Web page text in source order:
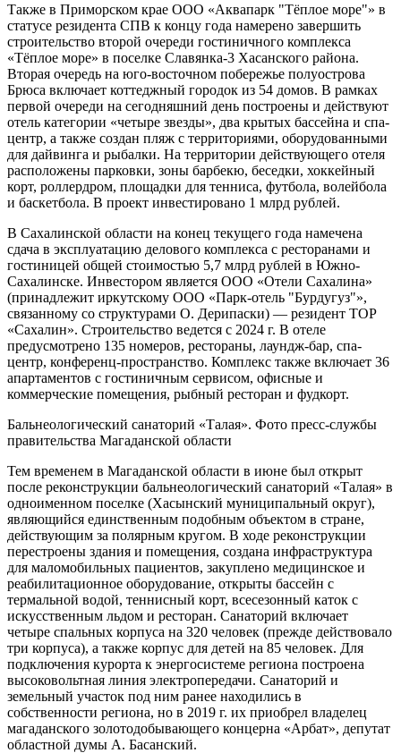
Также в Приморском крае ООО «Аквапарк "Тёплое море"» в
статусе резидента СПВ к концу года намерено завершить
строительство второй очереди гостиничного комплекса
«Тёплое море» в поселке Славянка-3 Хасанского района.
Вторая очередь на юго-восточном побережье полуострова
Брюса включает коттеджный городок из 54 домов. В рамках
первой очереди на сегодняшний день построены и действуют
отель категории «четыре звезды», два крытых бассейна и спа-
центр, а также создан пляж с территориями, оборудованными
для дайвинга и рыбалки. На территории действующего отеля
расположены парковки, зоны барбекю, беседки, хоккейный
корт, роллердром, площадки для тенниса, футбола, волейбола
и баскетбола. В проект инвестировано 1 млрд рублей.
В Сахалинской области на конец текущего года намечена
сдача в эксплуатацию делового комплекса с ресторанами и
гостиницей общей стоимостью 5,7 млрд рублей в Южно-
Сахалинске. Инвестором является ООО «Отели Сахалина»
(принадлежит иркутскому ООО «Парк-отель "Бурдугуз"»,
связанному со структурами О. Дерипаски) — резидент ТОР
«Сахалин». Строительство ведется с 2024 г. В отеле
предусмотрено 135 номеров, рестораны, лаундж-бар, спа-
центр, конференц-пространство. Комплекс также включает 36
апартаментов с гостиничным сервисом, офисные и
коммерческие помещения, рыбный ресторан и фудкорт.
Бальнеологический санаторий «Талая». Фото пресс-службы
правительства Магаданской области
Тем временем в Магаданской области в июне был открыт
после реконструкции бальнеологический санаторий «Талая» в
одноименном поселке (Хасынский муниципальный округ),
являющийся единственным подобным объектом в стране,
действующим за полярным кругом. В ходе реконструкции
перестроены здания и помещения, создана инфраструктура
для маломобильных пациентов, закуплено медицинское и
реабилитационное оборудование, открыты бассейн с
термальной водой, теннисный корт, всесезонный каток с
искусственным льдом и ресторан. Санаторий включает
четыре спальных корпуса на 320 человек (прежде действовало
три корпуса), а также корпус для детей на 85 человек. Для
подключения курорта к энергосистеме региона построена
высоковольтная линия электропередачи. Санаторий и
земельный участок под ним ранее находились в
собственности региона, но в 2019 г. их приобрел владелец
магаданского золотодобывающего концерна «Арбат», депутат
областной думы А. Басанский.